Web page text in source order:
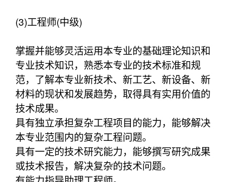
(3)工程师(中级)
掌握并能够灵活运用本专业的基础理论知识和
专业技术知识，熟悉本专业的技术标准和规
范，了解本专业新技术、新工艺、新设备、新
材料的现状和发展趋势，取得具有实用价值的
技术成果。
具有独立承担复杂工程项目的能力，能够解决
本专业范围内的复杂工程问题。
具有一定的技术研究能力，能够撰写研究成果
或技术报告，解决复杂的技术问题。